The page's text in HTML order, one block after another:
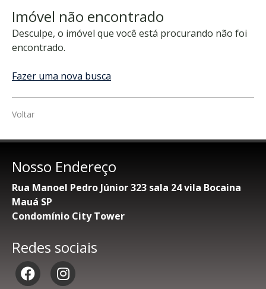
Imóvel não encontrado
Desculpe, o imóvel que você está procurando não foi
encontrado.
Fazer uma nova busca
Voltar
Nosso Endereço
Rua Manoel Pedro Júnior 323 sala 24 vila Bocaina
Mauá SP
Condomínio City Tower
Redes sociais